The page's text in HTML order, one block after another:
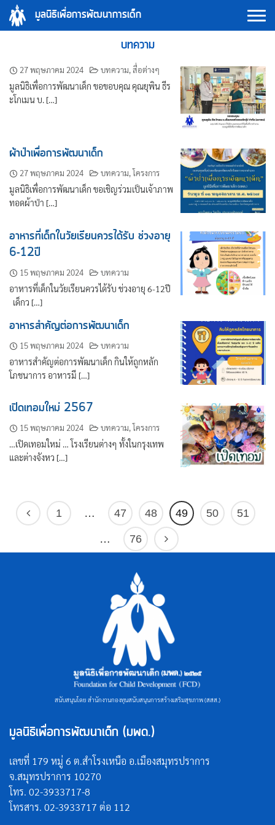
Skip
ค้นหา
สำหรับ:
มูลนิธิเพื่อการพัฒนาการเด็ก
บทความ
27 พฤษภาคม 2024 บทความ,สื่อต่างๆ
มูลนิธิเพื่อการพัฒนาเด็ก ขอขอบคุณ คุณยุพิน ธีร
ะโกเมน บ. […]
ผ้าป่าเพื่อการพัฒนาเด็ก
27 พฤษภาคม 2024 บทความ,โครงการ
มูลนิธิเพื่อการพัฒนาเด็ก ขอเชิญร่วมเป็นเจ้าภาพ
ทอดผ้าป่า […]
อาหารที่เด็กในวัยเรียนควรได้รับ ช่วงอายุ
6-12ปี
15 พฤษภาคม 2024 บทความ
อาหารที่เด็กในวัยเรียนควรได้รับ ช่วงอายุ 6-12ปี
เด็กว […]
อาหารสำคัญต่อการพัฒนาเด็ก
15 พฤษภาคม 2024 บทความ
อาหารสำคัญต่อการพัฒนาเด็ก กินให้ถูกหลัก
โภชนาการ อาหารมี […]
เปิดเทอมใหม่ 2567
15 พฤษภาคม 2024 บทความ,โครงการ
…เปิดเทอมใหม่ … โรงเรียนต่างๆ ทั้งในกรุงเทพ
และต่างจังหว […]
1 … 47 48 49 50 51
… 76
สนับสนุนโดย สำนักงานกองทุนสนับสนุนการสร้างเสริมสุขภาพ (สสส.)
มูลนิธิเพื่อการพัฒนาเด็ก (มพด.)
เลขที่ 179 หมู่ 6 ต.สำโรงเหนือ อ.เมืองสมุทรปราการ
จ.สมุทรปราการ 10270
โทร. 02-3933717-8
โทรสาร. 02-3933717 ต่อ 112